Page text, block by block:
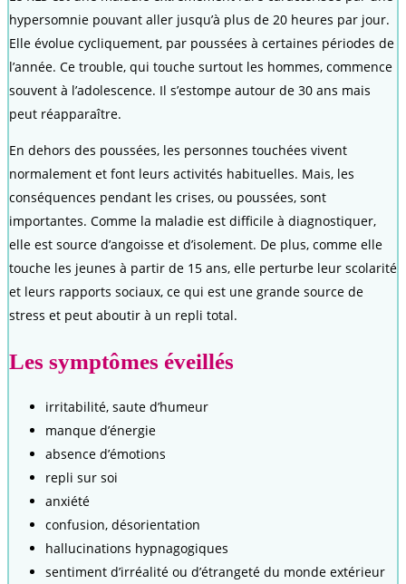
hypersomnie pouvant aller jusqu’à plus de 20 heures par jour.
Elle évolue cycliquement, par poussées à certaines périodes de
l’année. Ce trouble, qui touche surtout les hommes, commence
souvent à l’adolescence. Il s’estompe autour de 30 ans mais
peut réapparaître.
En dehors des poussées, les personnes touchées vivent
normalement et font leurs activités habituelles. Mais, les
conséquences pendant les crises, ou poussées, sont
importantes. Comme la maladie est difficile à diagnostiquer,
elle est source d’angoisse et d’isolement. De plus, comme elle
touche les jeunes à partir de 15 ans, elle perturbe leur scolarité
et leurs rapports sociaux, ce qui est une grande source de
stress et peut aboutir à un repli total.
Les symptômes éveillés
irritabilité, saute d’humeur
manque d’énergie
absence d’émotions
repli sur soi
anxiété
confusion, désorientation
hallucinations hypnagogiques
sentiment d’irréalité ou d’étrangeté du monde extérieur